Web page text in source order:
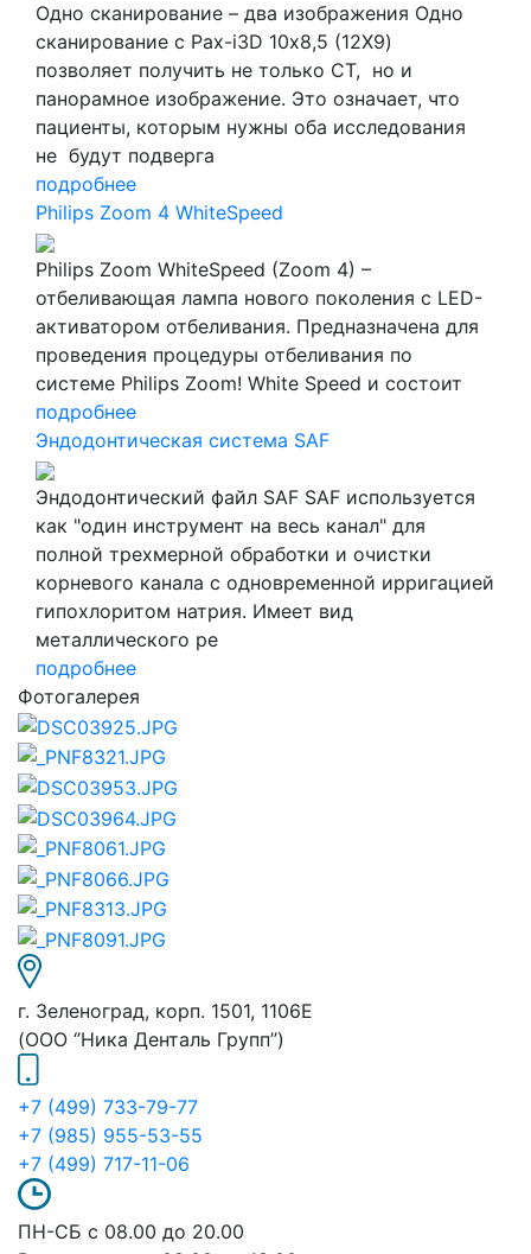
Одно сканирование – два изображения Одно
сканирование с Pax-i3D 10х8,5 (12X9)
позволяет получить не только CT, но и
панорамное изображение. Это означает, что
пациенты, которым нужны оба исследования
не будут подверга
подробнее
Philips Zoom 4 WhiteSpeed
Philips Zoom WhiteSpeed (Zoom 4) –
отбеливающая лампа нового поколения с LED-
активатором отбеливания. Предназначена для
проведения процедуры отбеливания по
системе Philips Zoom! White Speed и состоит
подробнее
Эндодонтическая система SAF
Эндодонтический файл SAF SAF используется
как "один инструмент на весь канал" для
полной трехмерной обработки и очистки
корневого канала с одновременной ирригацией
гипохлоритом натрия. Имеет вид
металлического ре
подробнее
Фотогалерея
г. Зеленоград, корп. 1501, 1106E
(ООО ‘’Ника Денталь Групп’’)
+7 (499) 733-79-77
+7 (985) 955-53-55
+7 (499) 717-11-06
ПН-СБ с 08.00 до 20.00